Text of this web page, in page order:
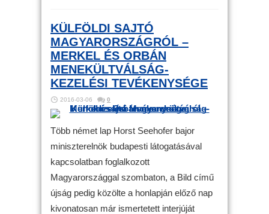
KÜLFÖLDI SAJTÓ
MAGYARORSZÁGRÓL –
MERKEL ÉS ORBÁN
MENEKÜLTVÁLSÁG-
KEZELÉSI TEVÉKENYSÉGE
2016-03-06 0
Több német lap Horst Seehofer bajor
miniszterelnök budapesti látogatásával
kapcsolatban foglalkozott
Magyarországgal szombaton, a Bild című
újság pedig közölte a honlapján előző nap
kivonatosan már ismertetett interjúját